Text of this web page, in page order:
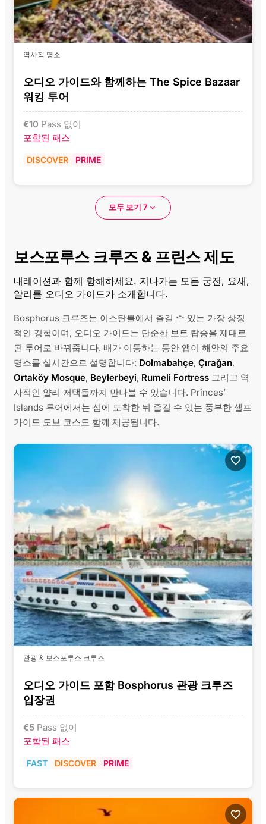
역사적 명소
오디오 가이드와 함께하는 The Spice Bazaar
워킹 투어
€10 Pass 없이
포함된 패스
DISCOVER PRIME
모두 보기 7
보스포루스 크루즈 & 프린스 제도
내레이션과 함께 항해하세요. 지나가는 모든 궁전, 요새,
얄리를 오디오 가이드가 소개합니다.
Bosphorus 크루즈는 이스탄불에서 즐길 수 있는 가장 상징
적인 경험이며, 오디오 가이드는 단순한 보트 탑승을 제대로
된 투어로 바꿔줍니다. 배가 이동하는 동안 앱이 해안의 주요
명소를 실시간으로 설명합니다: Dolmabahçe, Çırağan,
Ortaköy Mosque, Beylerbeyi, Rumeli Fortress 그리고 역
사적인 얄리 저택들까지 만나볼 수 있습니다. Princes’
Islands 투어에서는 섬에 도착한 뒤 즐길 수 있는 풍부한 셀프
가이드 도보 코스도 함께 제공됩니다.
관광 & 보스포루스 크루즈
오디오 가이드 포함 Bosphorus 관광 크루즈
입장권
€5 Pass 없이
포함된 패스
FAST DISCOVER PRIME